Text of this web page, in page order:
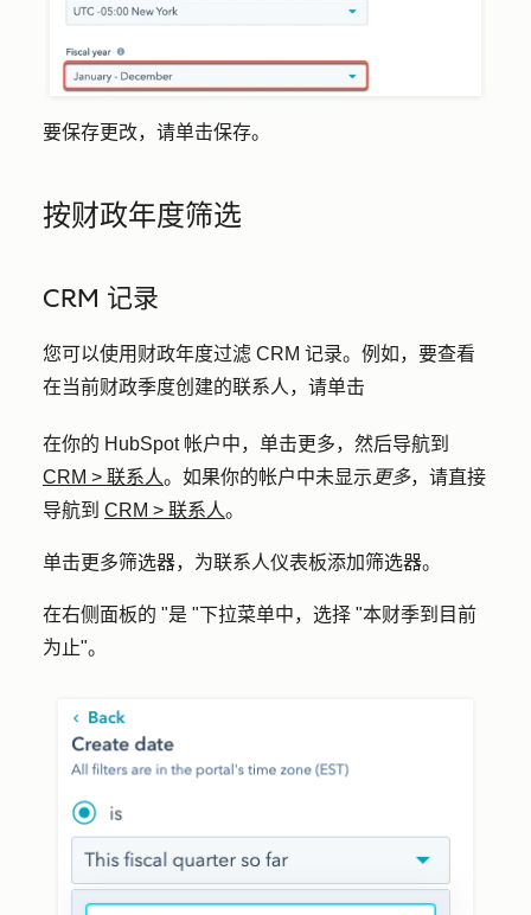
要保存更改，请单击保存。
按财政年度筛选
CRM 记录
您可以使用财政年度过滤 CRM 记录。例如，要查看
在当前财政季度创建的联系人，请单击
在你的 HubSpot 帐户中，单击更多，然后导航到
CRM > 联系人。如果你的帐户中未显示 更多，请直接
导航到 CRM > 联系人。
单击更多筛选器，为联系人仪表板添加筛选器。
在右侧面板的 "是 "下拉菜单中，选择 "本财季到目前
为止"。